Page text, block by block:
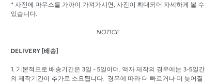
* 사진에 마우스를 가까이 가져가시면, 사진이 확대되어 자세하게 볼 수
있습니다.
NOTICE
DELIVERY [배송]
1. 기본적으로 배송기간은 3일 - 5일이며, 액자 제작의 경우에는 3-5일간
의 제작기간이 추가로 소요됩니다. 경우에 따라 더 빠르거나 더 늦어질